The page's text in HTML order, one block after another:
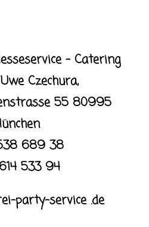
– Catering
Czechura,
55 80995
689 38
533 94
party-service .de